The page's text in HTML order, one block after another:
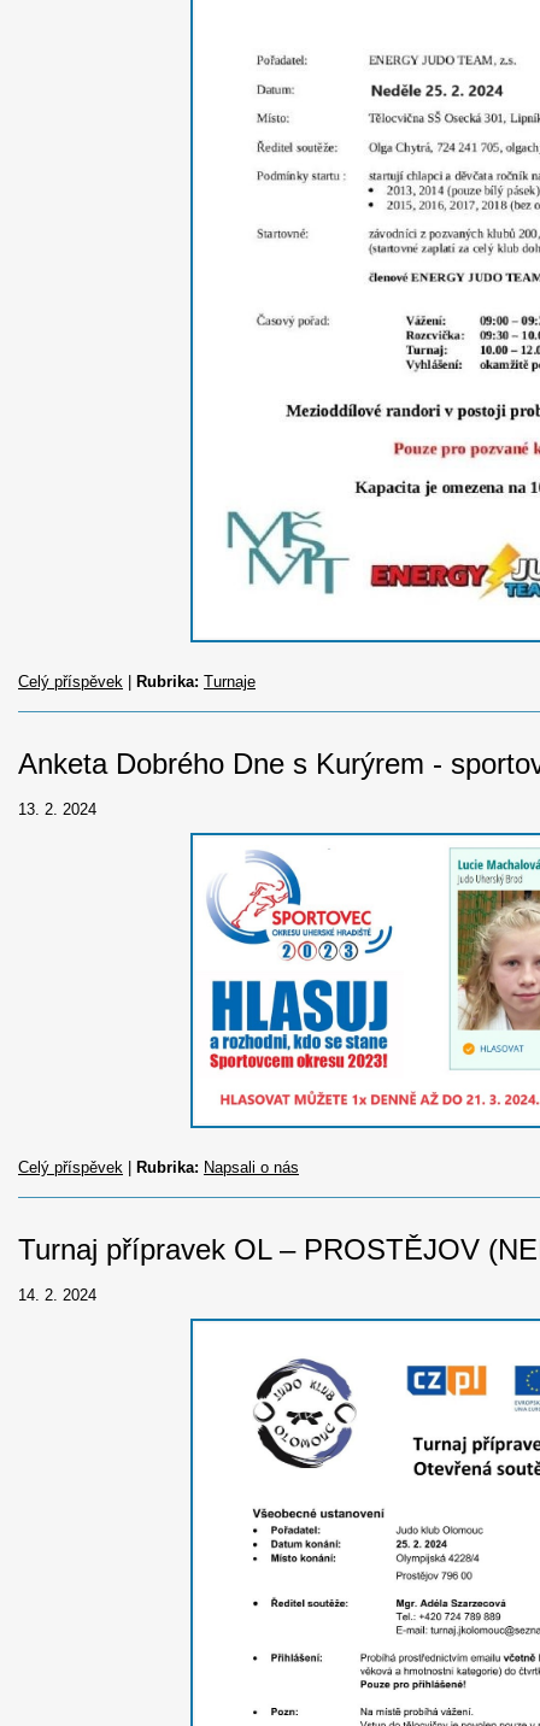
Celý příspěvek Rubrika: Turnaje
Anketa Dobrého Dne s Kurýrem -
13. 2. 2024
Celý příspěvek Rubrika: Napsali o nás
Turnaj přípravek OL – PROSTĚJOV
14. 2. 2024